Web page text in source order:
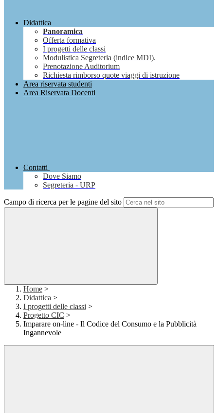
Didattica
Panoramica
Offerta formativa
I progetti delle classi
Modulistica Segreteria (indice MDI).
Prenotazione Auditorium
Richiesta rimborso quote viaggi di istruzione
Area riservata studenti
Area Riservata Docenti
Contatti
Dove Siamo
Segreteria - URP
Campo di ricerca per le pagine del sito
Home >
Didattica >
I progetti delle classi >
Progetto CIC >
Imparare on-line - Il Codice del Consumo e la Pubblicità
Ingannevole